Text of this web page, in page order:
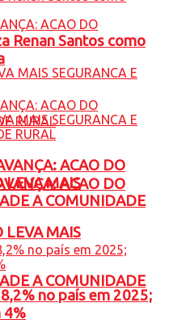
ACAO DO
LEVA MAIS
A COMUNIDADE
Renan Santos como
ACAO DO
LEVA MAIS
A COMUNIDADE
no país em 2025;
4%